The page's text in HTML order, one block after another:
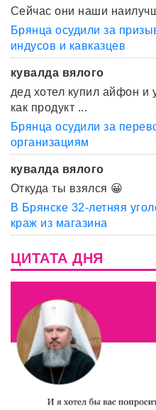
Сейчас они наши
Брянца осудили за
индусов и кавказцев
кувалда вялого
дед хотел купил айфон и
как продукт ...
Брянца осудили за
организациям
кувалда вялого
Откуда ты взялся 😀
В Брянске 32-летняя
краж из магазина
ЦИТАТА ДНЯ